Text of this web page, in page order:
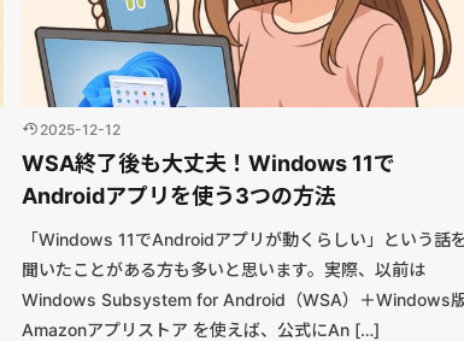
2025-12-12
WSA終了後も大丈夫！Windows 11で
Androidアプリを使う3つの方法
「Windows 11でAndroidアプリが動くらしい」という話
聞いたことがある方も多いと思います。実際、以前は
Windows Subsystem for Android（WSA）＋Windows
Amazonアプリストア を使えば、公式にAn […]